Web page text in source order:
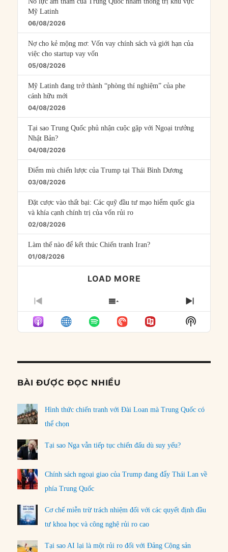
Mỹ Latinh
06/08/2026
Nợ cho kẻ mộng mơ: Vốn vay chính sách và giới hạn của
việc cho startup vay vốn
05/08/2026
Mỹ Latinh đang trở thành “phòng thí nghiệm” của phe
cánh hữu mới
04/08/2026
Tại sao Trung Quốc phủ nhận cuộc gặp với Ngoại trưởng
Nhật Bản?
04/08/2026
Điểm mù chiến lược của Trump tại Thái Bình Dương
03/08/2026
Đặt cược vào thất bại: Các quỹ đầu tư mạo hiểm quốc gia
và khía cạnh chính trị của vốn rủi ro
02/08/2026
Làm thế nào để kết thúc Chiến tranh Iran?
01/08/2026
LOAD MORE
PREVIOUS
EPISODE
SHOW
EPISODES
LIST
NEXT
Show
Podcast
BÀI ĐƯỢC ĐỌC NHIỀU
Hình thức chiến tranh với Đài Loan mà Trung Quốc có
thể chọn
Tại sao Nga vẫn tiếp tục chiến đấu dù suy yếu?
Chính sách ngoại giao của Trump đang đẩy Thái Lan về
phía Trung Quốc
Cơ chế miễn trừ trách nhiệm đối với các quyết định đầu
tư khoa học và công nghệ rủi ro cao
Tại sao AI lại là một rủi ro đối với Đảng Cộng sản